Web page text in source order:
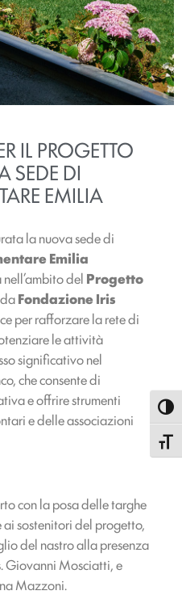
IL PROGETTO
SEDE DI
EMILIA
la nuova sede di
Emilia
del Progetto
Fondazione Iris
per rafforzare la rete di
le attività
significativo nel
che consente di
e offrire strumenti
e delle associazioni
con la posa delle targhe
sostenitori del progetto,
del nastro alla presenza
Giovanni Mosciatti, e
Mazzoni.